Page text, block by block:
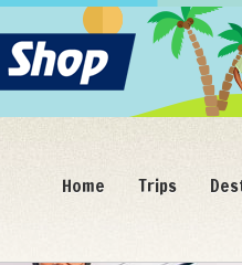
Home Trips